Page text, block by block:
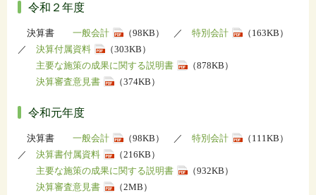
令和２年度
決算書 一般会計 （98KB） ／ 特別会計
（163KB）
／ 決算付属資料
（303KB）
主要な施策の成果に関する説明書
（878KB）
決算審査意見書
（374KB）
令和元年度
決算書 一般会計 （98KB） ／ 特別会計
（111KB）
／ 決算書付属資料
（216KB）
主要な施策の成果に関する説明書
（932KB）
決算審査意見書
（2MB）